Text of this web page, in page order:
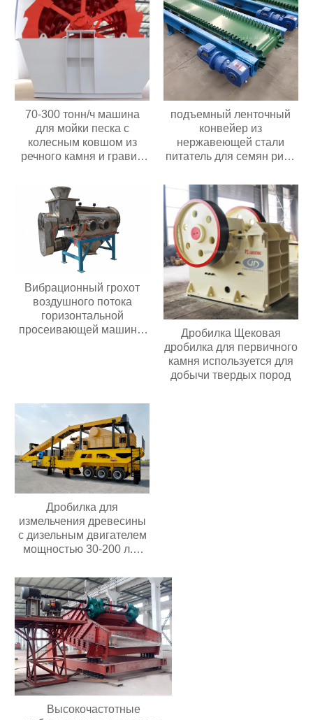
300 т/ч
70-300 тонн/ч машина
для мойки песка с
колесным ковшом из
речного камня и гравия
высокой
производительностью
Цена в Индонезии
подъемный ленточный
конвейер из
нержавеющей стали
питатель для семян риса
оборудования
подъемный конвейер для
фасоли
Вибрационный грохот
воздушного потока
горизонтальной
просеивающей машины
порошком
Дробилка Щековая
дробилка для первичного
камня используется для
добычи твердых пород
Дробилка для
измельчения древесины
с дизельным двигателем
мощностью 30-200 л.с.
измельчения древесины
Высокочастотные